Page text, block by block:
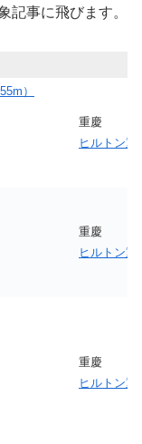
記事に飛びます。
）
重慶
ヒルトン重
重慶
ヒルトン重
重慶
ヒルトン重